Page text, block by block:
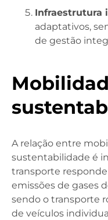
Infraestrutura
adaptativos,
de gestão
A relação entre
sustentabilidade é
transporte
emissões de gases
sendo o transporte
de veículos